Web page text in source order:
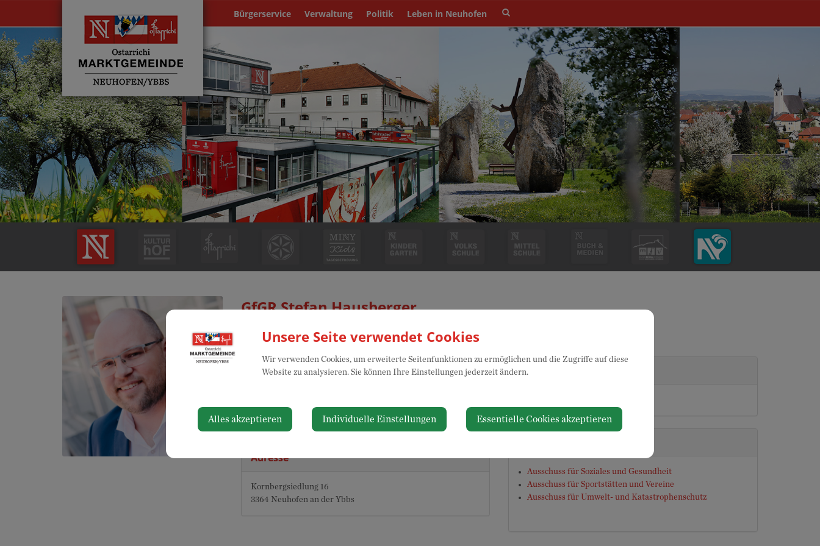
Bürgerservice Verwaltung Politik Leben in Neuhofen
Site
toggle
GfGR Stefan Hausberger
Kontakt
stefan.hausberger@rb-ybbstal.at
Adresse
Kornbergsiedlung 16
3364 Neuhofen an der Ybbs
Partei
Ausschuss für Soziales und Gesundheit
Ausschuss für Sportstätten und Vereine
Ausschuss für Umwelt- und Katastrophenschutz
Unsere Seite verwendet Cookies
Wir verwenden Cookies, um erweiterte Seitenfunktionen zu ermöglichen und die Zugriffe auf diese
Website zu analysieren. Sie können Ihre Einstellungen jederzeit ändern.
Alles akzeptieren Individuelle Einstellungen Essentielle Cookies akzeptieren